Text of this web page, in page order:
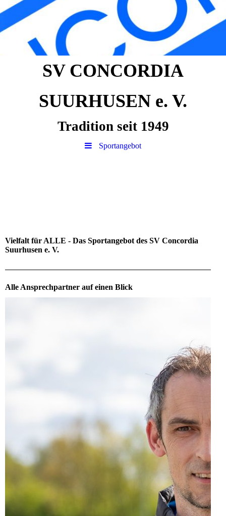
SV CONCORDIA
SUURHUSEN e. V.
Tradition seit 1949
Sportangebot
Vielfalt für ALLE - Das Sportangebot des SV Concordia
Suurhusen e. V.
Alle Ansprechpartner auf einen Blick